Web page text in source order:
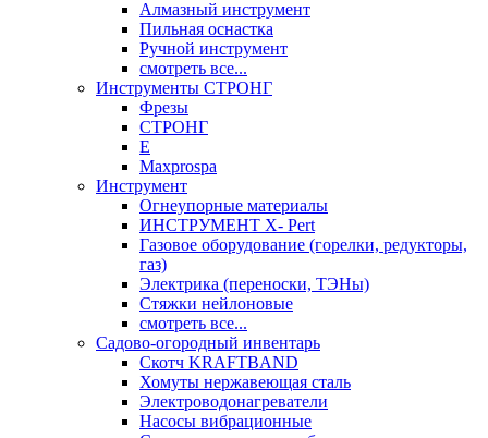
Алмазный инструмент
Пильная оснастка
Ручной инструмент
смотреть все...
Инструменты СТРОНГ
Фрезы
СТРОНГ
Е
Maxprospa
Инструмент
Огнеупорные материалы
ИНСТРУМЕНТ X- Pert
Газовое оборудование (горелки, редукторы,
газ)
Электрика (переноски, ТЭНы)
Стяжки нейлоновые
смотреть все...
Садово-огородный инвентарь
Скотч KRAFTBAND
Хомуты нержавеющая сталь
Электроводонагреватели
Насосы вибрационные